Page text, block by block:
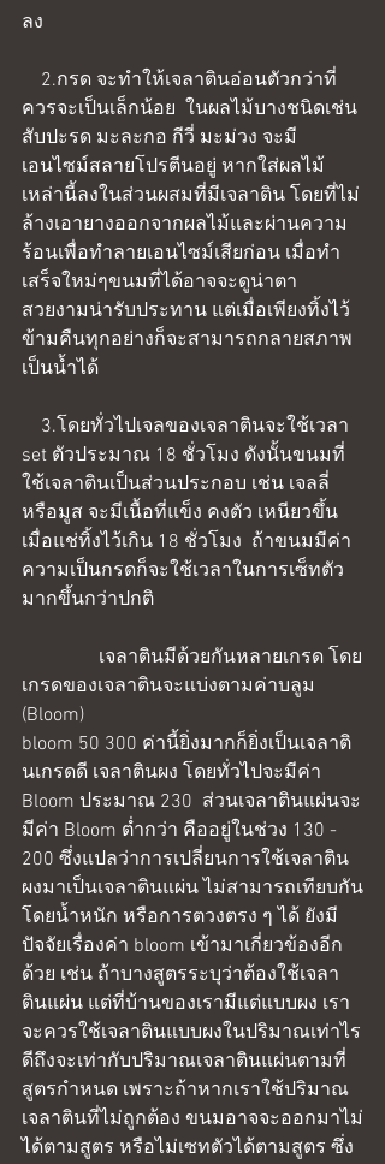
ลง
ควรจะเป็นเล็กน้อย  ในผลไม้บางชนิดเช่น
สับปะรด มะละกอ กีวี่ มะม่วง จะมี
เอนไซม์สลายโปรตีนอยู่ หากใส่ผลไม้
เหล่านี้ลงในส่วนผสมที่มีเจลาติน โดยที่ไม่
ล้างเอายางออกจากผลไม้และผ่านความ
ร้อนเพื่อทำลายเอนไซม์เสียก่อน เมื่อทำ
เสร็จใหม่ๆขนมที่ได้อาจจะดูน่าตา
สวยงามน่ารับประทาน แต่เมื่อเพียงทิ้งไว้
ข้ามคืนทุกอย่างก็จะสามารถกลายสภาพ
เป็นน้ำได้
set ตัวประมาณ 18 ชั่วโมง ดังนั้นขนมที่
ใช้เจลาตินเป็นส่วนประกอบ เช่น เจลลี่
หรือมูส จะมีเนื้อที่แข็ง คงตัว เหนียวขึ้น
เมื่อแช่ทิ้งไว้เกิน 18 ชั่วโมง  ถ้าขนมมีค่า
ความเป็นกรดก็จะใช้เวลาในการเซ็ทตัว
มากขึ้นกว่าปกติ
เกรดของเจลาตินจะแบ่งตามค่าบลูม
(Bloom)
bloom 50 300 ค่านี้ยิ่งมากก็ยิ่งเป็นเจลาติ
นเกรดดี เจลาตินผง โดยทั่วไปจะมีค่า
Bloom ประมาณ 230  ส่วนเจลาตินแผ่นจะ
มีค่า Bloom ต่ำกว่า คืออยู่ในช่วง 130 -
200 ซึ่งแปลว่าการเปลี่ยนการใช้เจลาติน
ผงมาเป็นเจลาตินแผ่น ไม่สามารถเทียบกัน
โดยน้ำหนัก หรือการตวงตรง ๆ ได้ ยังมี
ปัจจัยเรื่องค่า bloom เข้ามาเกี่ยวข้องอีก
ด้วย เช่น ถ้าบางสูตรระบุว่าต้องใช้เจลา
ตินแผ่น แต่ที่บ้านของเรามีแต่แบบผง เรา
จะควรใช้เจลาตินแบบผงในปริมาณเท่าไร
ดีถึงจะเท่ากับปริมาณเจลาตินแผ่นตามที่
สูตรกำหนด เพราะถ้าหากเราใช้ปริมาณ
เจลาตินที่ไม่ถูกต้อง ขนมอาจจะออกมาไม่
ได้ตามสูตร หรือไม่เซทตัวได้ตามสูตร ซึ่ง